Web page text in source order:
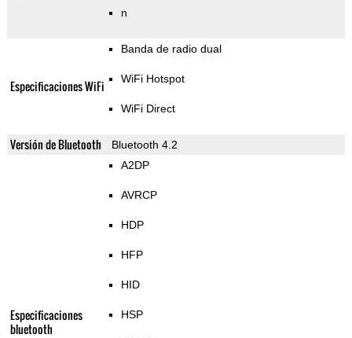
n
Especificaciones WiFi
Banda de radio dual
WiFi Hotspot
WiFi Direct
Versión de Bluetooth Bluetooth 4.2
Especificaciones
bluetooth
A2DP
AVRCP
HDP
HFP
HID
HSP